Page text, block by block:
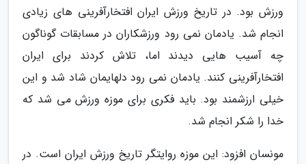
ورزش بود. در تاریخ ورزش ایران افتخارآفرینی های زیادی
انجام شد. یادمان نمی رود ورزشکاران در مسابقات گوناگون
چه آسیب هایی دیدند اما، تلاش کردند برای ایران
افتخارآفرینی کنند. یادمان نمی رود دلهایمان شاد شد و این
خیلی ارزشمند بود. باید فکری برای موزه ورزش می شد که
خدا را شکر انجام شد.
مونسان افزود: این موزه روایتگر تاریخ ورزش ایران است. در